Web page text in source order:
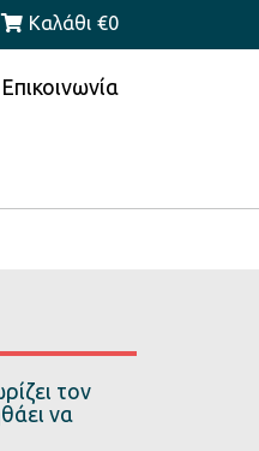
Καλάθι €0
Επικοινωνία
τον
να